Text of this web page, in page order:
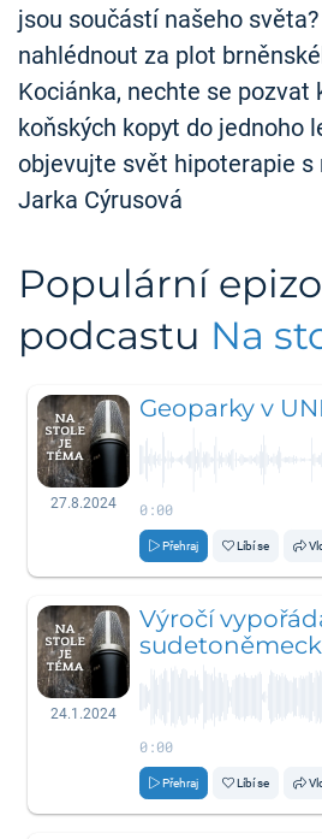
jsou součástí našeho
nahlédnout za plot
Kociánka, nechte se pozvat
koňských kopyt do jednoho
objevujte svět hipoterapie s
Jarka Cýrusová
Populární
podcastu Na
27.8.2024
Geoparky v
0:00
Přehraj Líbí se
24.1.2024
Výročí
0:00
Přehraj Líbí se